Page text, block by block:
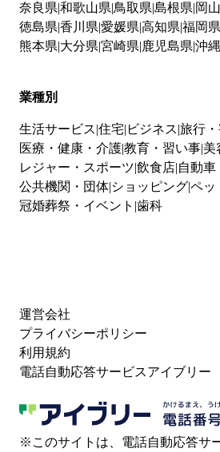
奈良県 和歌山県 鳥取県 島根県 岡
徳島県 香川県 愛媛県 高知県 福岡県
熊本県 大分県 宮崎県 鹿児島県 沖
業種別
生活サービス 住宅 ビジネス 旅行
医療・健康・介護教育・習い事 美
レジャー・スポーツ 飲食店 自動車
公共機関・団体 ショッピングペッ
冠婚葬祭・イベント 歯科
運営会社
プライバシーポリシー
利用規約
電話自動応答サービスアイブリー
※このサイトは、電話自動応答サ